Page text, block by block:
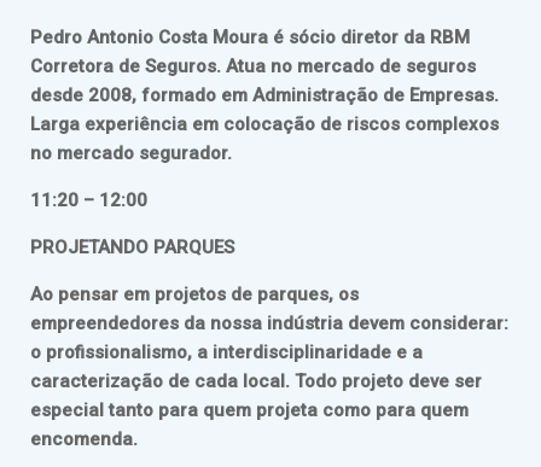
Pedro Antonio Costa Moura é sócio diretor da RBM
Corretora de Seguros. Atua no mercado de seguros
desde 2008, formado em Administração de Empresas.
Larga experiência em colocação de riscos complexos
no mercado segurador.
11:20 – 12:00
PROJETANDO PARQUES
Ao pensar em projetos de parques, os
empreendedores da nossa indústria devem considerar:
o profissionalismo, a interdisciplinaridade e a
caracterização de cada local. Todo projeto deve ser
especial tanto para quem projeta como para quem
encomenda.